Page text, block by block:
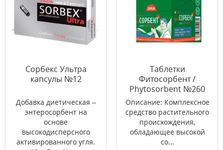
Сорбекс Ультра
капсулы №12
Добавка диетическая –
энтеросорбент на
основе
высокодисперсного
активированного угля.
Таблетки
Фитосорбент /
Phytosorbent №260
Описание: Комплексное
средство растительного
происхождения,
обладающее высокой
со...